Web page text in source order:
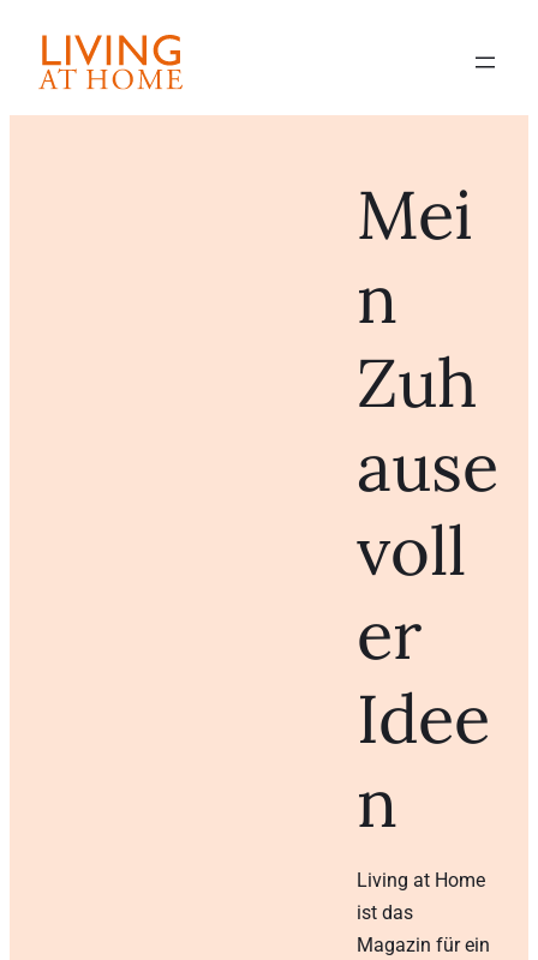
Mei
n
Zuh
ause
voll
er
Idee
n
Living at Home
ist das
Magazin für ein